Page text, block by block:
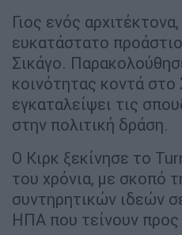
Γιος ενός
ευκατάστατο προάστιο
Σικάγο.
κοινότητας κοντά στο
εγκαταλείψει τις
στην πολιτική δράση.
Ο Κιρκ ξεκίνησε το
του χρόνια, με σκοπό
συντηρητικών ιδεών
ΗΠΑ που τείνουν προς